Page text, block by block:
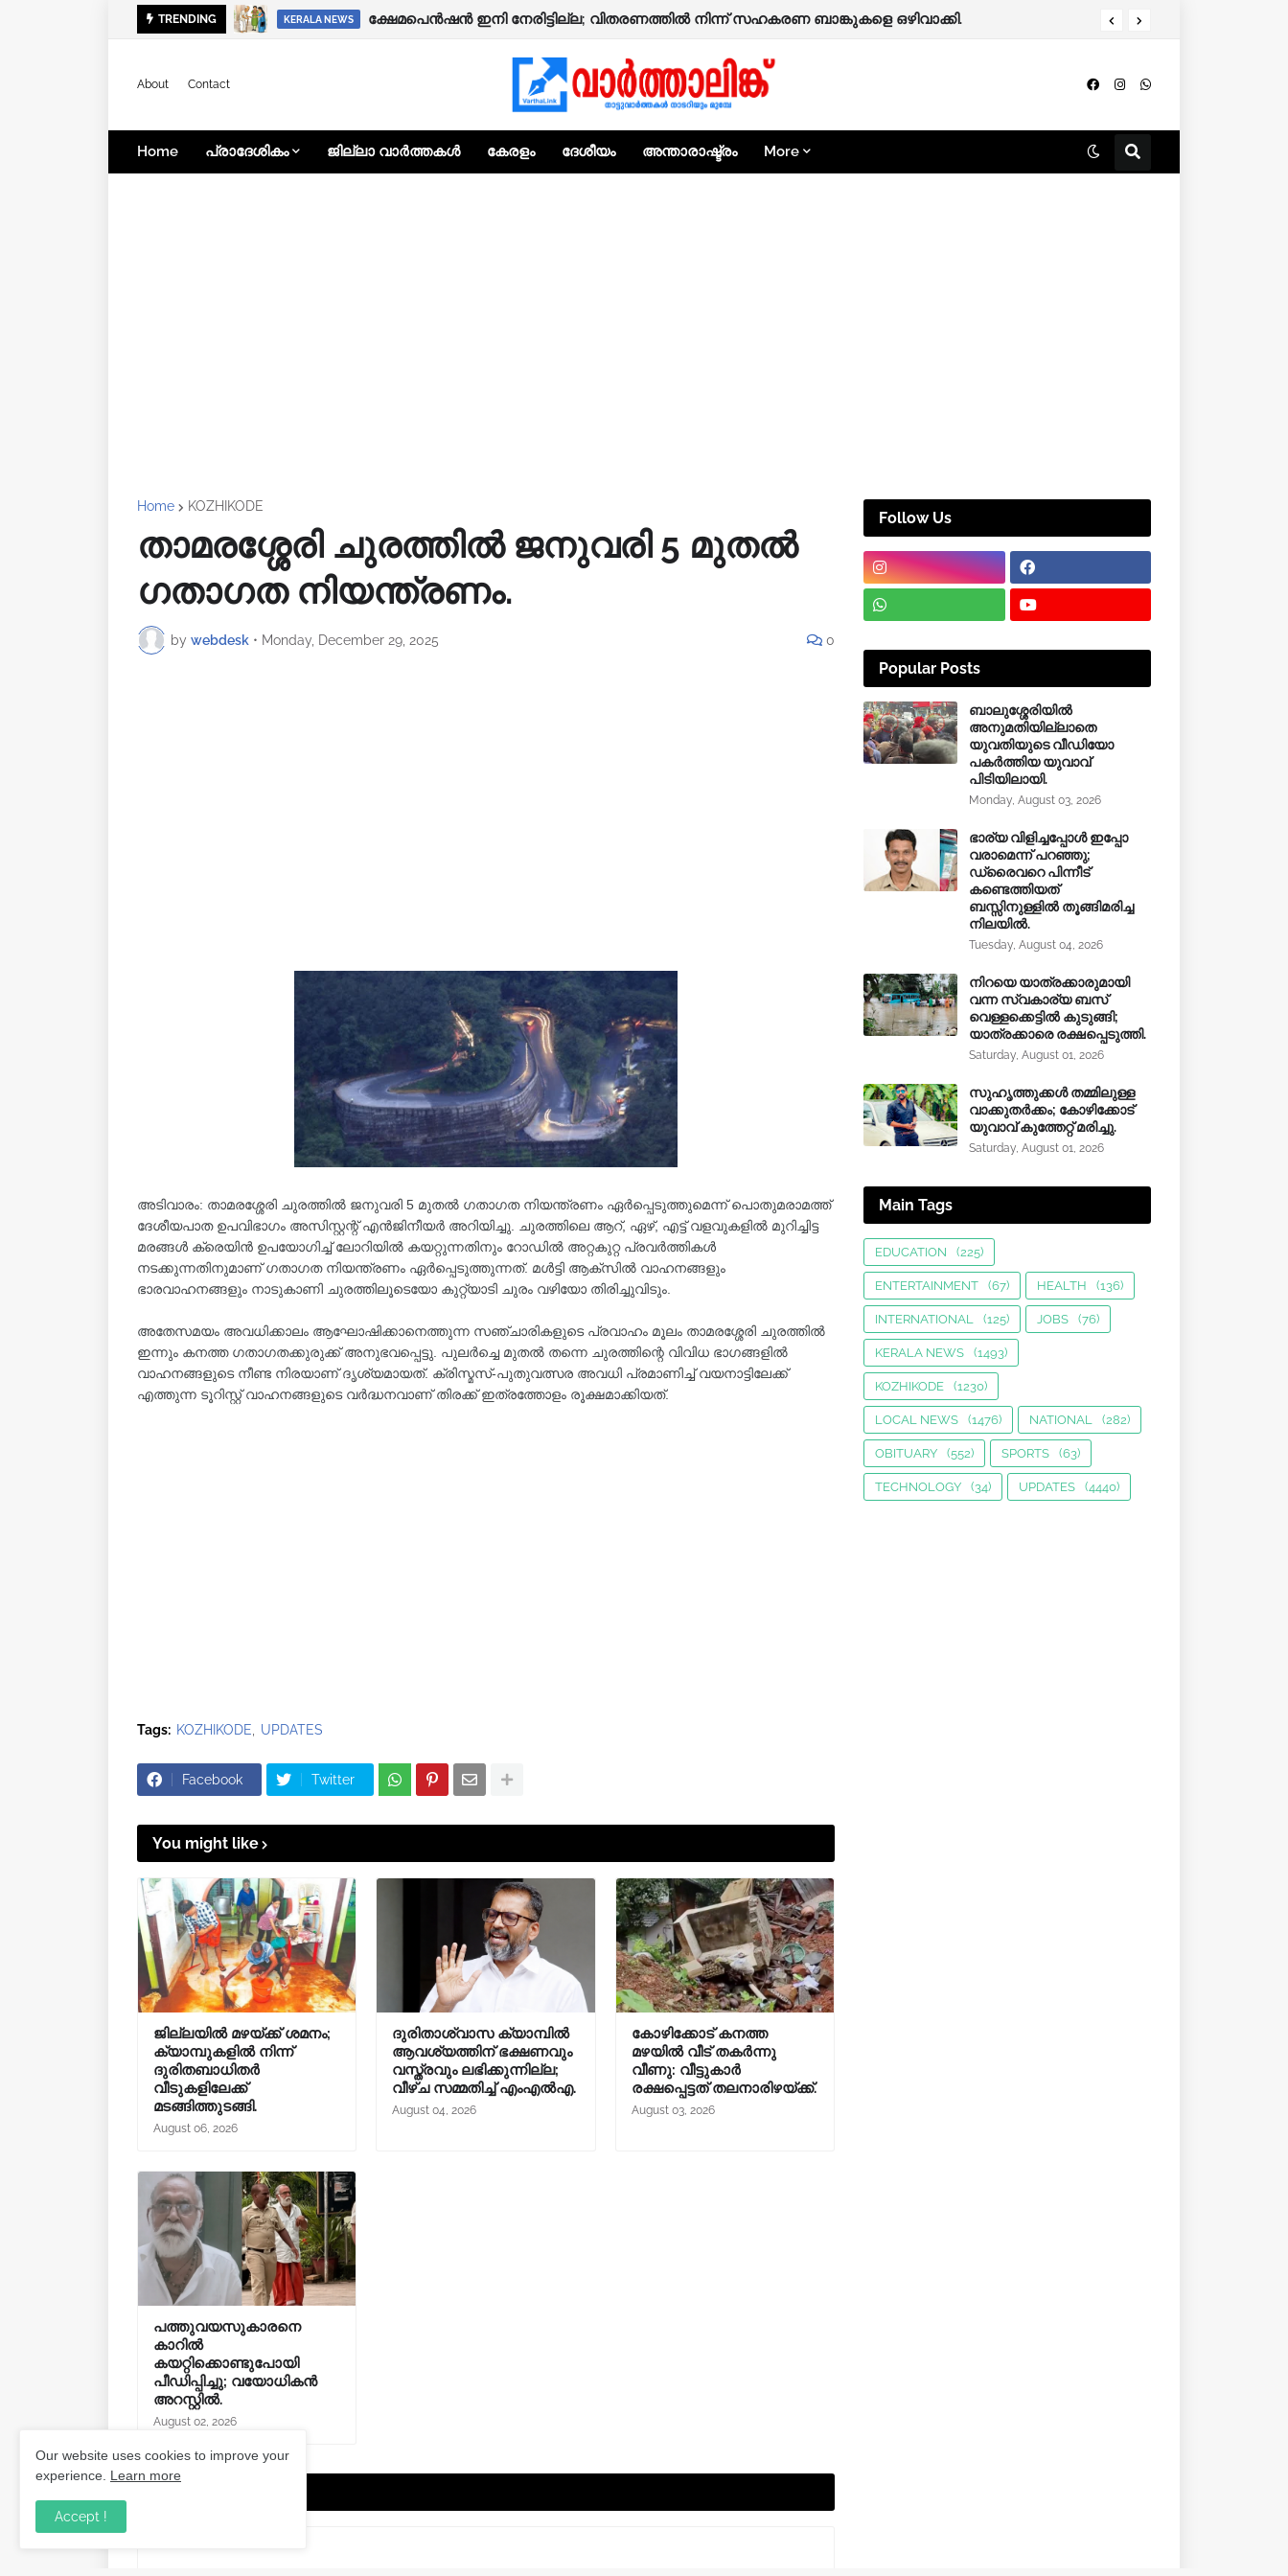
TRENDING KERALA NEWS ക്ഷേമപെൻഷൻ ഇനി നേരിട്ടില്ല; വിതരണത്തിൽ നിന്ന് സഹകരണ ബാങ്കുകളെ ഒഴിവാക്കി.
KERALA NEWS
About Contact
Home പ്രാദേശികം ജില്ലാ വാർത്തകൾ കേരളം ദേശീയം അന്താരാഷ്ട്രം More
Home KOZHIKODE
താമരശ്ശേരി ചുരത്തിൽ ജനുവരി 5 മുതൽ
ഗതാഗത നിയന്ത്രണം.
by webdesk • Monday, December 29, 2025 0
അടിവാരം: താമരശ്ശേരി ചുരത്തിൽ ജനുവരി 5 മുതൽ ഗതാഗത നിയന്ത്രണം ഏർപ്പെടുത്തുമെന്ന് പൊതുമരാമത്ത്
ദേശീയപാത ഉപവിഭാഗം അസിസ്റ്റന്റ് എൻജിനീയര്‍ അറിയിച്ചു. ചുരത്തിലെ ആറ്, ഏഴ്, എട്ട് വളവുകളിൽ മുറിച്ചിട്ട
മരങ്ങൾ ക്രെയിൻ ഉപയോഗിച്ച് ലോറിയിൽ കയറ്റുന്നതിനും റോഡിൽ അറ്റകുറ്റ പ്രവർത്തികൾ
നടക്കുന്നതിനുമാണ് ഗതാഗത നിയന്ത്രണം ഏര്‍പ്പെടുത്തുന്നത്. മൾട്ടി ആക്സിൽ വാഹനങ്ങളും
ഭാരവാഹനങ്ങളും നാടുകാണി ചുരത്തിലൂടെയോ കുറ്റ്യാടി ചുരം വഴിയോ തിരിച്ചുവിടും.
അതേസമയം അവധിക്കാലം ആഘോഷിക്കാനെത്തുന്ന സഞ്ചാരികളുടെ പ്രവാഹം മൂലം താമരശ്ശേരി ചുരത്തിൽ
ഇന്നും കനത്ത ഗതാഗതക്കുരുക്ക് അനുഭവപ്പെട്ടു. പുലർച്ചെ മുതൽ തന്നെ ചുരത്തിന്റെ വിവിധ ഭാഗങ്ങളിൽ
വാഹനങ്ങളുടെ നീണ്ട നിരയാണ് ദൃശ്യമായത്. ക്രിസ്മസ്-പുതുവത്സര അവധി പ്രമാണിച്ച് വയനാട്ടിലേക്ക്
എത്തുന്ന ടൂറിസ്റ്റ് വാഹനങ്ങളുടെ വർദ്ധനവാണ് തിരക്ക് ഇത്രത്തോളം രൂക്ഷമാക്കിയത്.
Tags: KOZHIKODE UPDATES
Facebook Twitter
You might like
ജില്ലയിൽ മഴയ്ക്ക് ശമനം;
ക്യാമ്പുകളിൽ നിന്ന്
ദുരിതബാധിതർ
വീടുകളിലേക്ക്
മടങ്ങിത്തുടങ്ങി.
August 06, 2026
ദുരിതാശ്വാസ ക്യാമ്പിൽ
ആവശ്യത്തിന് ഭക്ഷണവും
വസ്ത്രവും ലഭിക്കുന്നില്ല;
വീഴ്ച സമ്മതിച്ച് എംഎൽഎ.
August 04, 2026
കോഴിക്കോട് കനത്ത
മഴയിൽ വീട് തകർന്നു
വീണു: വീട്ടുകാർ
രക്ഷപ്പെട്ടത് തലനാരിഴയ്ക്ക്.
August 03, 2026
പത്തുവയസുകാരനെ
കാറിൽ
കയറ്റിക്കൊണ്ടുപോയി
പീഡിപ്പിച്ചു; വയോധികൻ
അറസ്റ്റിൽ.
August 02, 2026
Follow Us
Popular Posts
ബാലുശ്ശേരിയിൽ
അനുമതിയില്ലാതെ
യുവതിയുടെ വീഡിയോ
പകർത്തിയ യുവാവ്
പിടിയിലായി.
Monday, August 03, 2026
ഭാര്യ വിളിച്ചപ്പോള്‍ ഇപ്പോ
വരാമെന്ന് പറഞ്ഞു;
ഡ്രൈവറെ പിന്നീട്
കണ്ടെത്തിയത്
ബസ്സിനുള്ളില്‍ തൂങ്ങിമരിച്ച
നിലയിൽ.
Tuesday, August 04, 2026
നിറയെ യാത്രക്കാരുമായി
വന്ന സ്വകാര്യ ബസ്
വെള്ളക്കെട്ടിൽ കുടുങ്ങി;
യാത്രക്കാരെ രക്ഷപ്പെടുത്തി.
Saturday, August 01, 2026
സുഹൃത്തുക്കൾ തമ്മിലുള്ള
വാക്കുതർക്കം; കോഴിക്കോട്
യുവാവ് കുത്തേറ്റ് മരിച്ചു.
Saturday, August 01, 2026
Main Tags
EDUCATION (225)
ENTERTAINMENT (67) HEALTH (136)
INTERNATIONAL (125) JOBS (76)
KERALA NEWS (1493)
KOZHIKODE (1230)
LOCAL NEWS (1476) NATIONAL (282)
OBITUARY (552) SPORTS (63)
TECHNOLOGY (34) UPDATES (4440)
Our website uses cookies to improve your
experience. Learn more
Accept !